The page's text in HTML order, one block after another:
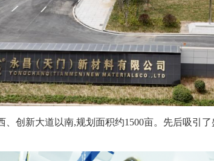
创新大道以南,规划面积约1500亩。先后吸引